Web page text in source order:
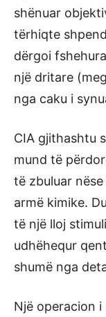
shënuar
tërhiqte
dërgoi
një dritare
nga caku i
CIA gjithashtu
mund të
të zbuluar
armë kimike.
të një lloj
udhëhequr
shumë nga
Një operacion